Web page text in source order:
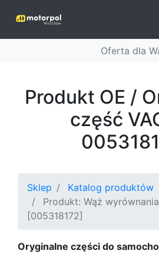
Oferta dla
Produkt OE /
część
Sklep
Katalog produktów
Produkt: Wąż
[005318172]
Oryginalne części do